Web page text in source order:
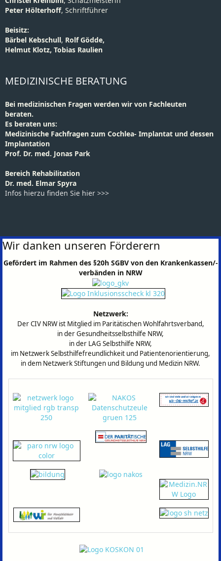
Peter Hölterhoff, Schriftführer
Beisitz:
Bärbel Kebschull, Rolf Gödde,
Helmut Klotz, Tobias Raulien
MEDIZINISCHE BERATUNG
Bei medizinischen Fragen werden wir von Fachleuten
beraten.
Es beraten uns:
Medizinische Fachfragen zum Cochlea- Implantat und dessen
Implantation
Prof. Dr. med. Jonas Park
Bereich Rehabilitation
Dr. med. Elmar Spyra
Infos hierzu finden Sie hier >>>
Wir danken unseren Förderern
Gefördert im Rahmen des §20h SGBV von den Krankenkassen/-
verbänden in NRW
Netzwerk:
Der CIV NRW ist Mitglied im Paritätischen Wohlfahrtsverband,
in der Gesundheitsselbsthilfe NRW,
in der LAG Selbsthilfe NRW,
im Netzwerk Selbsthilfefreundlichkeit und Patientenorientierung,
in dem Netzwerk Stiftungen und Bildung und Medizin NRW.